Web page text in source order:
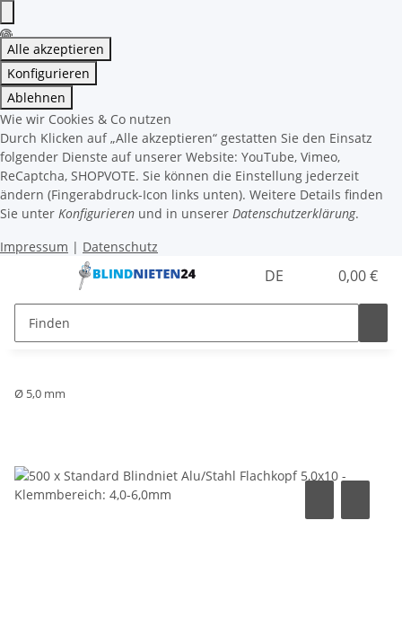
Alle akzeptieren
Konfigurieren
Ablehnen
Wie wir Cookies & Co nutzen
Durch Klicken auf „Alle akzeptieren“ gestatten Sie den Einsatz
folgender Dienste auf unserer Website: YouTube, Vimeo,
ReCaptcha, SHOPVOTE. Sie können die Einstellung jederzeit
ändern (Fingerabdruck-Icon links unten). Weitere Details finden
Sie unter Konfigurieren und in unserer Datenschutzerklärung.
Impressum | Datenschutz
DE 0,00 €
Ø 5,0 mm